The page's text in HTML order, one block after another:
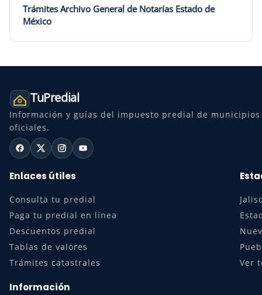
Trámites Archivo General de Notarías Estado de
México
TuPredial
Información y guías del impuesto predial de
oficiales.
Enlaces útiles
Consulta tu predial
Paga tu predial en línea
Descuentos predial
Tablas de valores
Trámites catastrales
Ver
Información